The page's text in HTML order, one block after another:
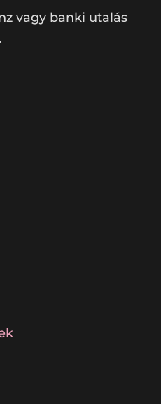
vagy banki utalás